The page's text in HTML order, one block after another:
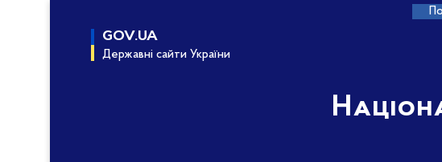
GOV.UA
Державні сайти України